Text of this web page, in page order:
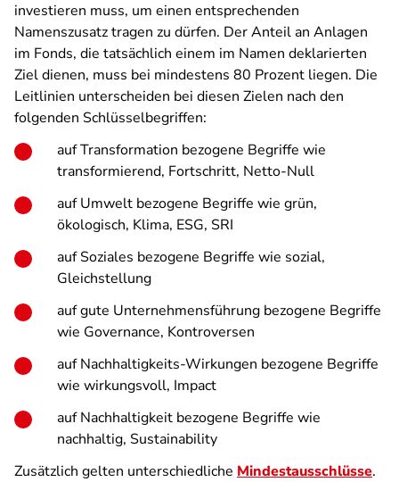
investieren muss, um einen entsprechenden
Namenszusatz tragen zu dürfen. Der Anteil an Anlagen
im Fonds, die tatsächlich einem im Namen deklarierten
Ziel dienen, muss bei mindestens 80 Prozent liegen. Die
Leitlinien unterscheiden bei diesen Zielen nach den
folgenden Schlüsselbegriffen:
auf Transformation bezogene Begriffe wie
transformierend, Fortschritt, Netto-Null
auf Umwelt bezogene Begriffe wie grün,
ökologisch, Klima, ESG, SRI
auf Soziales bezogene Begriffe wie sozial,
Gleichstellung
auf gute Unternehmensführung bezogene Begriffe
wie Governance, Kontroversen
auf Nachhaltigkeits-Wirkungen bezogene Begriffe
wie wirkungsvoll, Impact
auf Nachhaltigkeit bezogene Begriffe wie
nachhaltig, Sustainability
Zusätzlich gelten unterschiedliche Mindestausschlüsse.